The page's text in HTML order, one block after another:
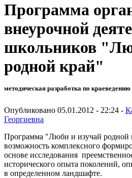
Программа
внеурочной
школьников
родной край"
методическая разработка по краеведению
Опубликовано 05.01.2012 - 22:24 -
Георгиевна
Программа "Люби и изучай родной
возможность комплексного
основе исследования
исторического опыта поколений,
в определенном ландшафте.